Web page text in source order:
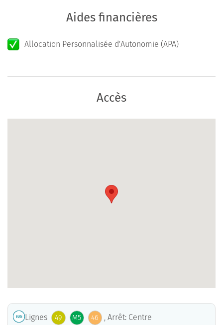
Aides financières
Allocation Personnalisée d'Autonomie (APA)
Accès
Lignes 49 M5 46 , Arrêt: Centre